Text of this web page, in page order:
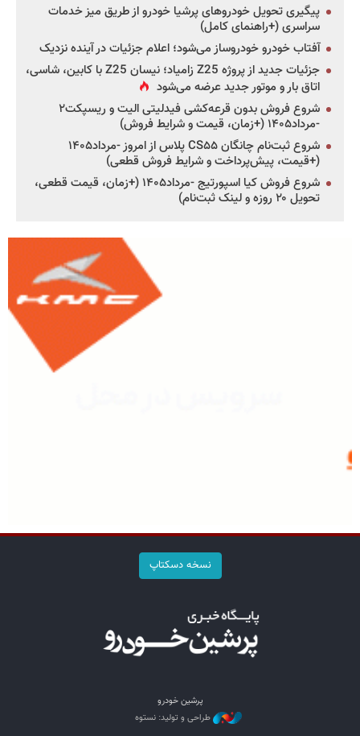
پیگیری تحویل خودروهای پرشیا خودرو از طریق میز خدمات
سراسری (+راهنمای کامل)
آفتاب خودرو خودروساز می‌شود؛ اعلام جزئیات در آینده نزدیک
جزئیات جدید از پروژه Z25 زامیاد؛ نیسان Z25 با کابین، شاسی،
اتاق بار و موتور جدید عرضه می‌شود
شروع فروش بدون قرعه‌کشی فیدلیتی الیت و ریسپکت۲
-مرداد۱۴۰۵ (+زمان، قیمت و شرایط فروش)
شروع ثبت‌نام چانگان CS۵۵ پلاس از امروز -مرداد۱۴۰۵
(+قیمت، پیش‌پرداخت و شرایط فروش قطعی)
شروع فروش کیا اسپورتیج -مرداد۱۴۰۵ (+زمان، قیمت قطعی،
تحویل ۲۰ روزه و لینک ثبت‌نام)
نسخه دسکتاپ
پرشین خودرو
طراحی و تولید: نستوه